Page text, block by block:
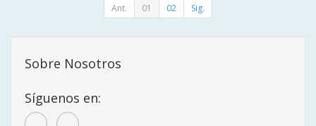
Ant. 01 02 Sig.
Sobre Nosotros
Síguenos en: